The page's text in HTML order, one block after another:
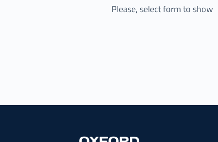
Please, select form to show